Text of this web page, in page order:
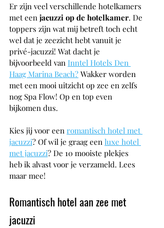
Er zijn veel verschillende hotelkamers
met een jacuzzi op de hotelkamer. De
toppers zijn wat mij betreft toch echt
wel dat je zeezicht hebt vanuit je
privé-jacuzzi! Wat dacht je
bijvoorbeeld van Inntel Hotels Den
Haag Marina Beach? Wakker worden
met een mooi uitzicht op zee en zelfs
nog Spa Flow! Op en top even
bijkomen dus.
Kies jij voor een romantisch hotel met
jacuzzi? Of wil je graag een luxe hotel
met jacuzzi? De 10 mooiste plekjes
heb ik alvast voor je verzameld. Lees
maar mee!
Romantisch hotel aan zee met
jacuzzi